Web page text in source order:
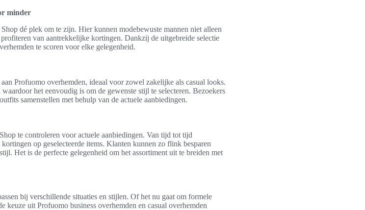
minder
dé plek om te zijn. Hier kunnen modebewuste mannen niet alleen
van aantrekkelijke kortingen. Dankzij de uitgebreide selectie
te scoren voor elke gelegenheid.
Profuomo overhemden, ideaal voor zowel zakelijke als casual looks.
het eenvoudig is om de gewenste stijl te selecteren. Bezoekers
samenstellen met behulp van de actuele aanbiedingen.
te controleren voor actuele aanbiedingen. Van tijd tot tijd
op geselecteerde items. Klanten kunnen zo flink besparen
Het is de perfecte gelegenheid om het assortiment uit te breiden met
bij verschillende situaties en stijlen. Of het nu gaat om formele
keuze uit Profuomo business overhemden en casual overhemden